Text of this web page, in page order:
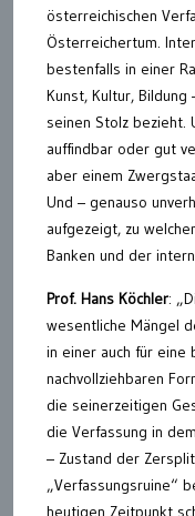
österreichischen
Österreichertum.
bestenfalls in einer
Kunst, Kultur,
seinen Stolz bezieht.
auffindbar oder gut
aber einem
Und – genauso
aufgezeigt, zu
Banken und der
Prof. Hans Köchler:
wesentliche Mängel
in einer auch für
nachvollziehbaren
die seinerzeitigen
die Verfassung in
– Zustand der
„Verfassungsruine“
heutigen Zeitpunkt